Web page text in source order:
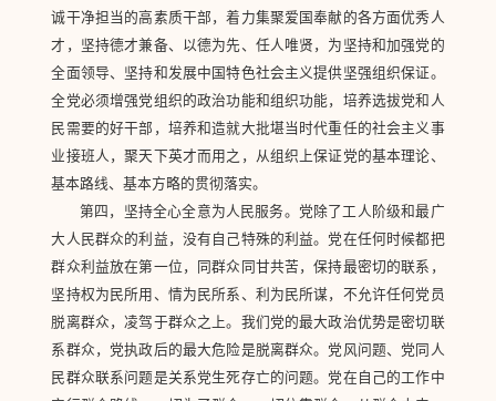
诚干净担当的高素质干部，着力集聚爱国奉献的各方面优秀人
才，坚持德才兼备、以德为先、任人唯贤，为坚持和加强党的
全面领导、坚持和发展中国特色社会主义提供坚强组织保证。
全党必须增强党组织的政治功能和组织功能，培养选拔党和人
民需要的好干部，培养和造就大批堪当时代重任的社会主义事
业接班人，聚天下英才而用之，从组织上保证党的基本理论、
基本路线、基本方略的贯彻落实。
第四，坚持全心全意为人民服务。党除了工人阶级和最广
大人民群众的利益，没有自己特殊的利益。党在任何时候都把
群众利益放在第一位，同群众同甘共苦，保持最密切的联系，
坚持权为民所用、情为民所系、利为民所谋，不允许任何党员
脱离群众，凌驾于群众之上。我们党的最大政治优势是密切联
系群众，党执政后的最大危险是脱离群众。党风问题、党同人
民群众联系问题是关系党生死存亡的问题。党在自己的工作中